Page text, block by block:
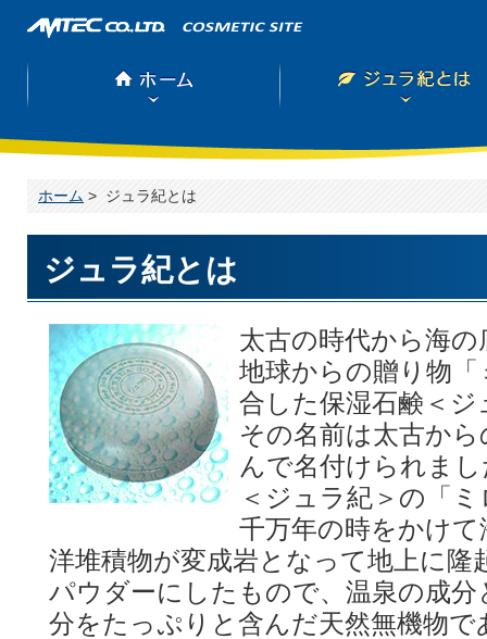
ホーム > ジュラ紀とは
ジュラ紀とは
太古の時代から海
地球からの贈り物
合した保湿石鹸＜ジ
その名前は太古か
んで名付けられま
＜ジュラ紀＞の「
千万年の時をかけ
洋堆積物が変成岩となって地上に隆
パウダーにしたもので、温泉の成
分をたっぷりと含んだ天然無機物